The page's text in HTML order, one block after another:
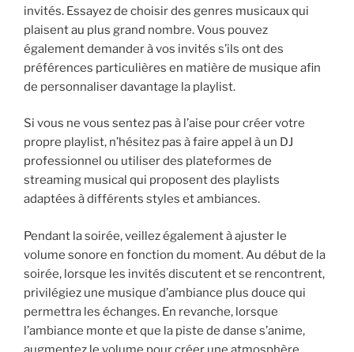
invités. Essayez de choisir des genres musicaux qui
plaisent au plus grand nombre. Vous pouvez
également demander à vos invités s’ils ont des
préférences particulières en matière de musique afin
de personnaliser davantage la playlist.
Si vous ne vous sentez pas à l’aise pour créer votre
propre playlist, n’hésitez pas à faire appel à un DJ
professionnel ou utiliser des plateformes de
streaming musical qui proposent des playlists
adaptées à différents styles et ambiances.
Pendant la soirée, veillez également à ajuster le
volume sonore en fonction du moment. Au début de la
soirée, lorsque les invités discutent et se rencontrent,
privilégiez une musique d’ambiance plus douce qui
permettra les échanges. En revanche, lorsque
l’ambiance monte et que la piste de danse s’anime,